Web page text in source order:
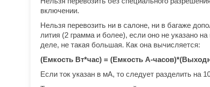
включении.
Нельзя перевозить ни в салоне, ни в багаже
лития (2 грамма и более), если оно не указано
деле, не такая большая. Как она вычисляется:
(Емкость Вт*час) = (Емкость А-
Если ток указан в мА, то следует разделить на